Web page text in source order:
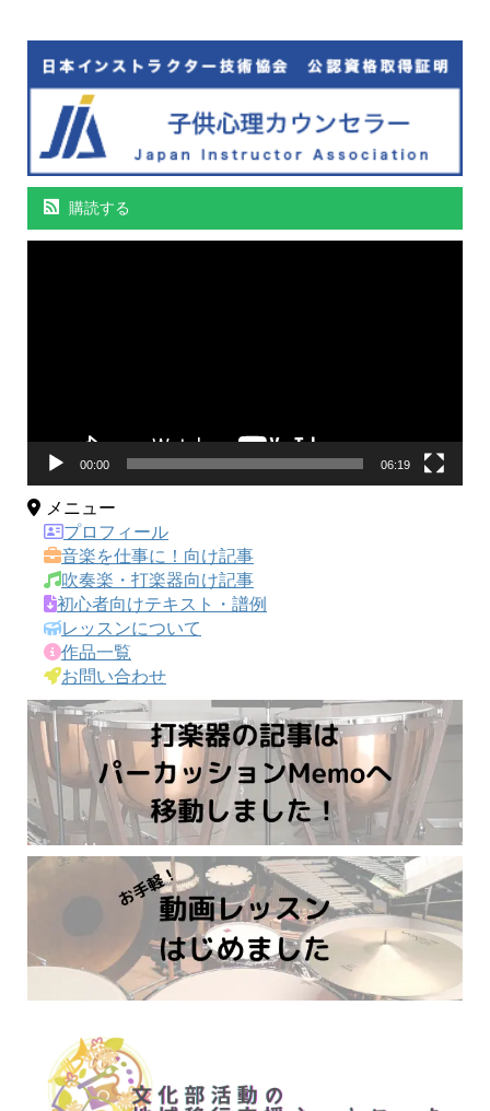
購読する
00:00 06:19
メニュー
プロフィール
音楽を仕事に！向け記事
吹奏楽・打楽器向け記事
初心者向けテキスト・譜例
レッスンについて
作品一覧
お問い合わせ